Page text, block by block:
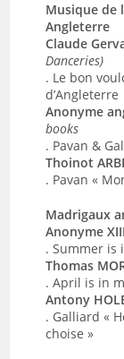
Musique de
Angleterre
Claude
Danceries)
. Le bon
d’Angleterre
Anonyme
books
. Pavan &
Thoinot
. Pavan «
Madrigaux
Anonyme
. Summer is
Thomas
. April is in
Antony
. Galliard «
choise »